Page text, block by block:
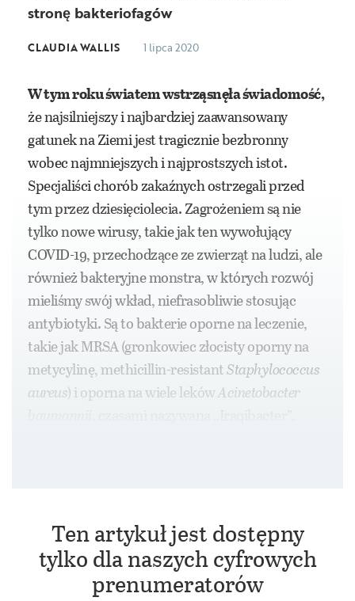
stronę bakteriofagów
CLAUDIA WALLIS 1 lipca 2020
W tym roku światem wstrząsnęła świadomość,
że najsilniejszy i najbardziej zaawansowany
gatunek na Ziemi jest tragicznie bezbronny
wobec najmniejszych i najprostszych istot.
Specjaliści chorób zakaźnych ostrzegali przed
tym przez dziesięciolecia. Zagrożeniem są nie
tylko nowe wirusy, takie jak ten wywołujący
COVID-19, przechodzące ze zwierząt na ludzi, ale
również bakteryjne monstra, w których rozwój
mieliśmy swój wkład, niefrasobliwie stosując
antybiotyki. Są to bakterie oporne na leczenie,
takie jak MRSA (gronkowiec złocisty oporny na
metycylinę, methicillin-resistantStaphylococcus
aureus) i oporna na wiele lekówAcinetobacter
Ten artykuł jest dostępny
tylko dla naszych cyfrowych
prenumeratorów